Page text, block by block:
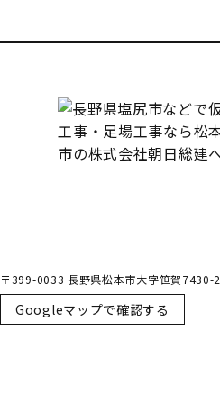
〒399-0033 長野県松本市大字笹賀7430-2
Googleマップで確認する